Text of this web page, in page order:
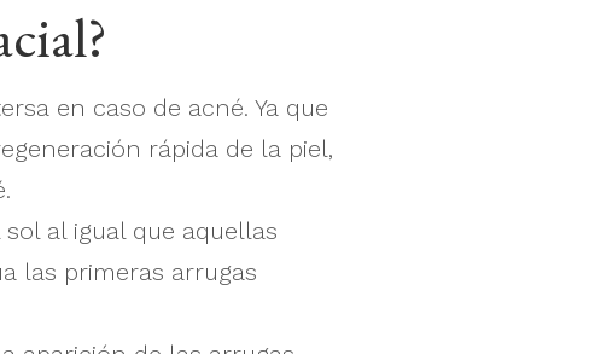
en caso de acné. Ya que
rápida de la piel,
al igual que aquellas
las primeras arrugas